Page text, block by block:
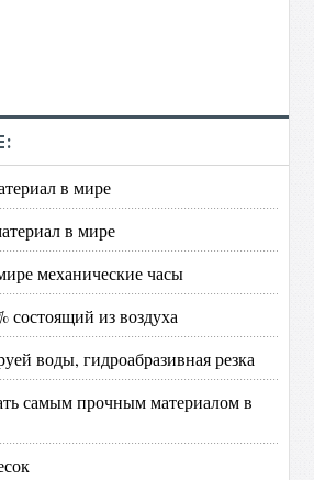
в мире
в мире
механические часы
состоящий из воздуха
воды, гидроабразивная резка
самым прочным материалом в